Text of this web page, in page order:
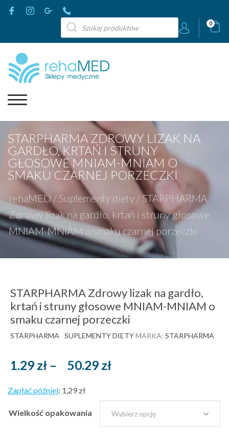
Wyszukiwarka
produktów
0
STARPHARMA ZDROWY LIZAK NA
GARDŁO, KRTAŃ I STRUNY
GŁOSOWE MNIAM-MNIAM O
SMAKU CZARNEJ PORZECZKI
rehaMED / Suplementy diety /STARPHARMA
Zdrowy lizak na gardło, krtań i struny głosowe
MNIAM-MNIAM o smaku czarnej porzeczki
STARPHARMA Zdrowy lizak na gardło,
krtań i struny głosowe MNIAM-MNIAM o
smaku czarnej porzeczki
STARPHARMA SUPLEMENTY DIETYMARKA: STARPHARMA
1.29 zł – 50.29 złZakres
1.29 zł
Zapłać później: 1,29 zł
Wielkość opakowania